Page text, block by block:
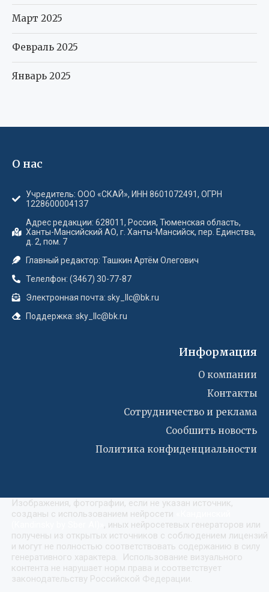
Март 2025
Февраль 2025
Январь 2025
О нас
Учредитель: ООО «СКАЙ», ИНН 8601072491, ОГРН
1228600004137
Адрес редакции: 628011, Россия, Тюменская область,
Ханты-Мансийский АО, г. Ханты-Мансийск, пер. Единства,
д. 2, пом. 7
Главный редактор: Ташкин Артём Олегович
Телелфон: (3467) 30-77-87
Электронная почта: sky_llc@bk.ru
Поддержка: sky_llc@bk.ru
Информация
О компании
Контакты
Сотрудничество и реклама
Сообшить новость
Политика конфиденциальности
Изображения, фотографии, если не указан источник,
созданы с использованием нейросети
, иных нейросетевых генераторов или
получены из открытых источников с соблюдением лицензий
и могут не полностью соответствовать содержанию в силу
генеративного характера. Использование визуального
контента не нарушает норм права и соответствует
законодательству Российской Федерации.